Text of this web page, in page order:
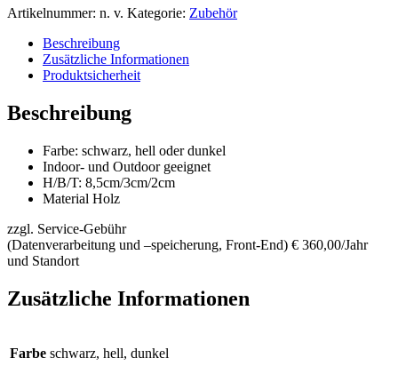
Artikelnummer: n. v. Kategorie: Zubehör
Beschreibung
Zusätzliche Informationen
Produktsicherheit
Beschreibung
Farbe: schwarz, hell oder dunkel
Indoor- und Outdoor geeignet
H/B/T: 8,5cm/3cm/2cm
Material Holz
zzgl. Service-Gebühr
(Datenverarbeitung und –speicherung, Front-End) € 360,00/Jahr
und Standort
Zusätzliche Informationen
Farbe schwarz, hell, dunkel